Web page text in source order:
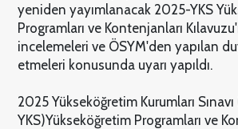
yeniden yayımlanacak 2025-YKS
Programları ve Kontenjanları
incelemeleri ve ÖSYM'den yapılan
etmeleri konusunda uyarı yapıldı.
2025 Yükseköğretim Kurumları
YKS)Yükseköğretim Programları ve